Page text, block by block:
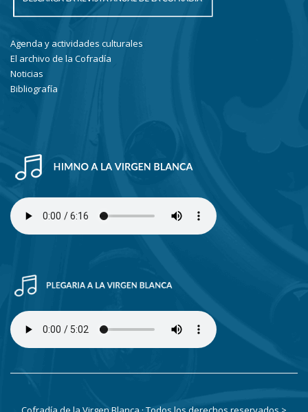
Agenda y actividades culturales
El archivo de la Cofradía
Noticias
Bibliografía